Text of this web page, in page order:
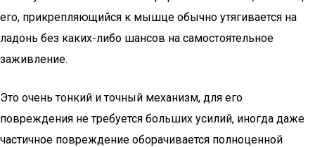
его, прикрепляющийся к мышце обычно утягивается на
ладонь без каких-либо шансов на самостоятельное
заживление.
Это очень тонкий и точный механизм, для его
повреждения не требуется больших усилий, иногда даже
частичное повреждение оборачивается полноценной